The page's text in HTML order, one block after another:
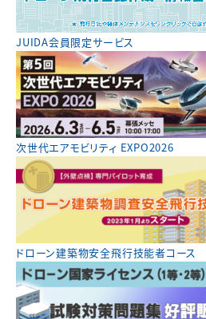
JUIDA会員限定サービス
次世代エアモビリティ EXPO2026
ドローン建築物安全飛行技能者コース